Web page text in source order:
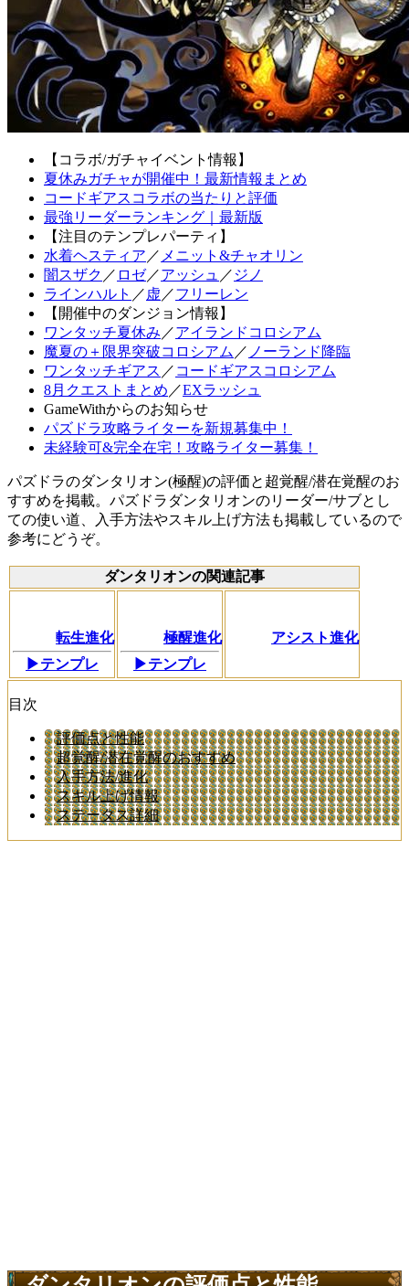
【コラボ/ガチャイベント情報】
夏休みガチャが開催中！最新情報まとめ
コードギアスコラボの当たりと評価
最強リーダーランキング｜最新版
【注目のテンプレパーティ】
水着ヘスティア ／ メニット&チャオリン
闇スザク ／ ロゼ／アッシュ ／ ジノ
ラインハルト ／ 虚 ／フリーレン
【開催中のダンジョン情報】
ワンタッチ夏休み ／アイランドコロシアム
魔夏の＋限界突破コロシアム ／ ノーランド降臨
ワンタッチギアス ／ コードギアスコロシアム
8月クエストまとめ ／EXラッシュ
GameWithからのお知らせ
パズドラ攻略ライターを新規募集中！
未経験可&完全在宅！攻略ライター募集！
パズドラのダンタリオン(極醒)の評価と超覚醒/潜在覚醒のお
すすめを掲載。パズドラダンタリオンのリーダー/サブとし
ての使い道、入手方法やスキル上げ方法も掲載しているので
参考にどうぞ。
ダンタリオンの関連記事
転生進化
▶テンプレ
極醒進化
▶テンプレ
アシスト進化
目次
評価点と性能
超覚醒/潜在覚醒のおすすめ
入手方法/進化
スキル上げ情報
ステータス詳細